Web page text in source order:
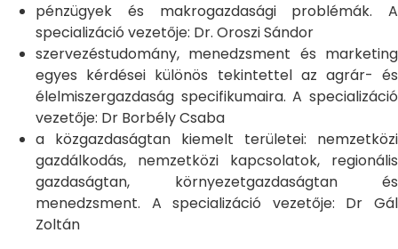
pénzügyek és makrogazdasági problémák. A
specializáció vezetője: Dr. Oroszi Sándor
szervezéstudomány, menedzsment és marketing
egyes kérdései különös tekintettel az agrár- és
élelmiszergazdaság specifikumaira. A specializáció
vezetője: Dr Borbély Csaba
a közgazdaságtan kiemelt területei: nemzetközi
gazdálkodás, nemzetközi kapcsolatok, regionális
gazdaságtan, környezetgazdaságtan és
menedzsment. A specializáció vezetője: Dr Gál
Zoltán